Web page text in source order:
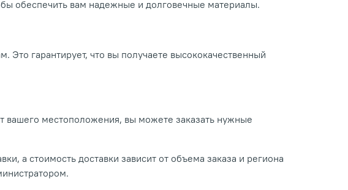
обеспечить вам надежные и долговечные материалы.
Это гарантирует, что вы получаете высококачественный
местоположения, вы можете заказать нужные
а стоимость доставки зависит от объема заказа и региона